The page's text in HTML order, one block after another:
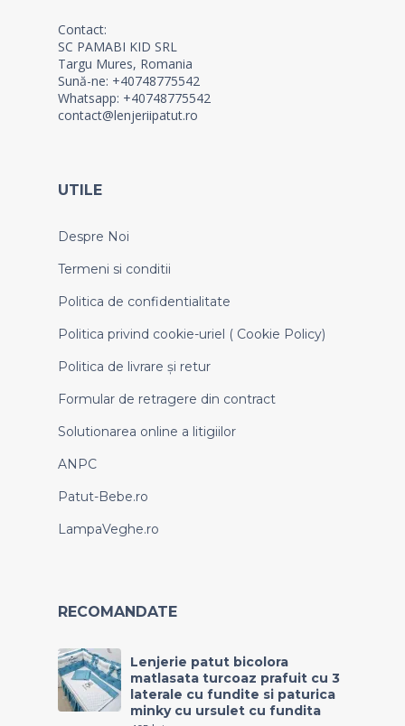
Contact:
SC PAMABI KID SRL
Targu Mures, Romania
Sună-ne: +40748775542
Whatsapp: +40748775542
contact@lenjeriipatut.ro
UTILE
Despre Noi
Termeni si conditii
Politica de confidentialitate
Politica privind cookie-uriel ( Cookie Policy)
Politica de livrare și retur
Formular de retragere din contract
Solutionarea online a litigiilor
ANPC
Patut-Bebe.ro
LampaVeghe.ro
RECOMANDATE
Lenjerie patut bicolora
matlasata turcoaz prafuit cu 3
laterale cu fundite si paturica
minky cu ursulet cu fundita